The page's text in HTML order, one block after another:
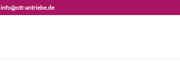
info@ott-antriebe.de